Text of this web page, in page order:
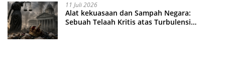
11 Juli 2026
Alat kekuasaan dan Sampah Negara:
Sebuah Telaah Kritis atas Turbulensi